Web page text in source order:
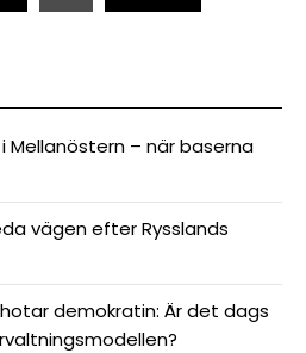
Mellanöstern – när baserna
vägen efter Rysslands
demokratin: Är det dags